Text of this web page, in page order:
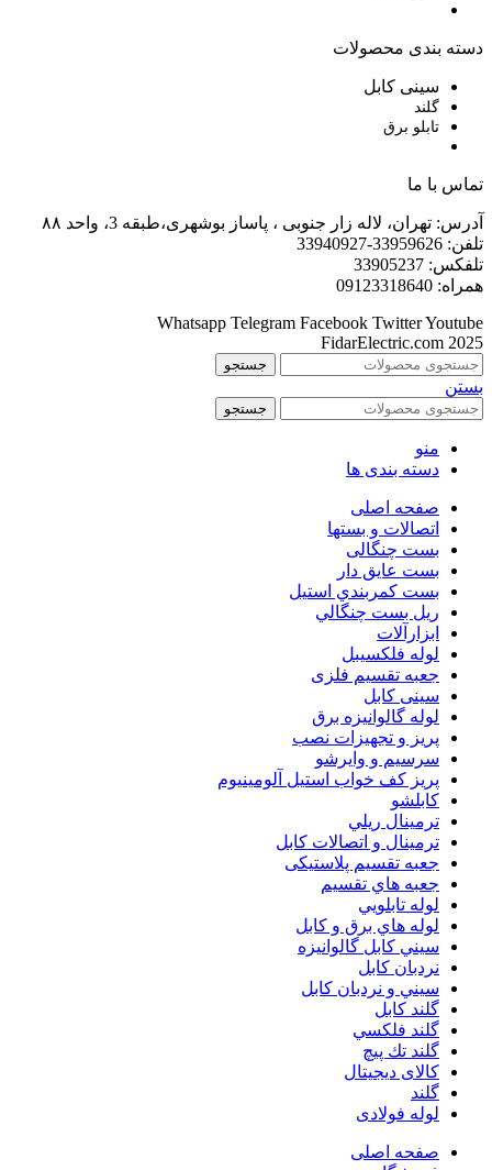
دسته بندی محصولات
سینی کابل
گلند
تابلو برق
تماس با ما
آدرس: تهران، لاله زار جنوبی ، پاساز بوشهری،طبقه 3، واحد ۸۸
تلفن: 33959626-33940927
تلفکس: 33905237
همراه: 09123318640
Whatsapp Telegram Facebook TwitterYoutube
FidarElectric.com 2025
جستجو
بستن
جستجو
منو
دسته بندی ها
صفحه اصلی
اتصالات و بستها
بست چنگالی
بست عايق دار
بست كمربندي استيل
ريل بست چنگالي
ابزارآلات
لوله فلکسیبل
جعبه تقسیم فلزی
سینی کابل
لوله گالوانیزه برق
پريز و تجهيزات نصب
سرسيم و وايرشو
پريز كف خواب استيل آلومينيوم
كابلشو
ترمينال ريلي
ترمينال و اتصالات كابل
جعبه تقسيم پلاستیکی
جعبه هاي تقسيم
لوله تابلويي
لوله هاي برق و كابل
سيني كابل گالوانيزه
نردبان كابل
سيني و نردبان كابل
گلند كابل
گلند فلكسي
گلند تك پيچ
کالای دیجیتال
گلند
لوله فولادی
صفحه اصلی